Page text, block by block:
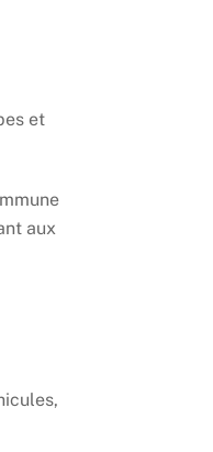
et
aux